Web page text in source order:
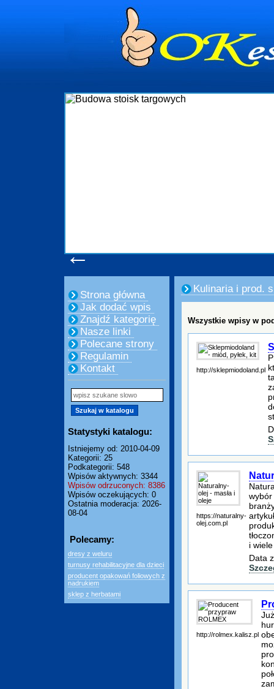
←
Strona główna
Jak dodać wpis
Znajdź kategorię
Nasze linki
Polecane strony
Regulamin
Kontakt
Statystyki katalogu:
Istniejemy od: 2010-04-09
Kategorii: 25
Podkategorii: 548
Wpisów aktywnych: 3344
Wpisów odrzuconych: 8386
Wpisów oczekujących: 0
Ostatnia moderacja: 2026-
08-04
Polecamy:
dresy z weluru
turnusy rehabilitacyjne dla dzieci
producent opakowań foliowych z
nadrukiem
sklep z herbatami
Kulinaria i prod.
Wszystkie wpisy w
http://sklepmiodoland.pl
https://naturalny-
olej.com.pl
wybór
i
Data
http://rolmex.kalisz.pl